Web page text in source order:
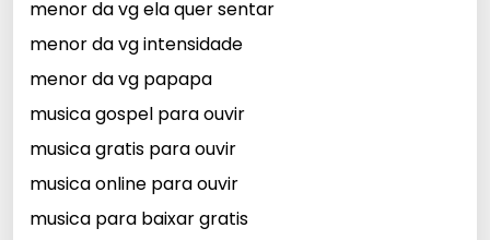
menor da vg ela quer sentar
menor da vg intensidade
menor da vg papapa
musica gospel para ouvir
musica gratis para ouvir
musica online para ouvir
musica para baixar gratis